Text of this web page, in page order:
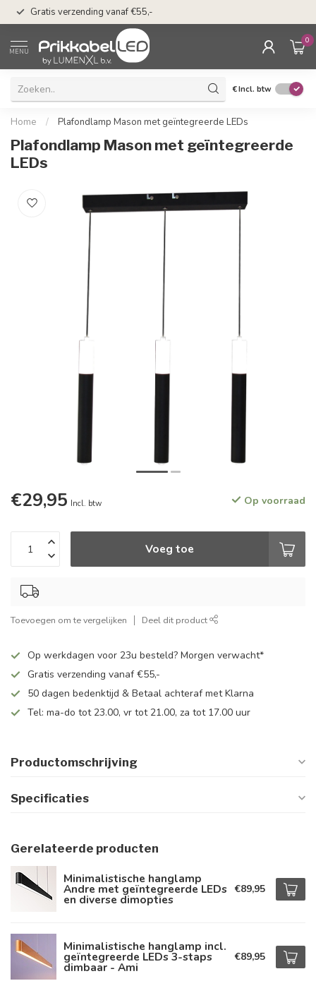
Gratis verzending vanaf €55,-
MENU
0
€Incl. btw
Home / Plafondlamp Mason met geïntegreerde LEDs
Plafondlamp Mason met geïntegreerde
LEDs
€29,95 Incl. btw Op voorraad
Voeg toe
Toevoegen om te vergelijken Deel dit product
Op werkdagen voor 23u besteld? Morgen verwacht*
Gratis verzending vanaf €55,-
50 dagen bedenktijd & Betaal achteraf met Klarna
Tel: ma-do tot 23.00, vr tot 21.00, za tot 17.00 uur
Productomschrijving
Specificaties
Gerelateerde producten
Minimalistische hanglamp
Andre met geïntegreerde LEDs
en diverse dimopties
€89,95
Minimalistische hanglamp incl.
geïntegreerde LEDs 3-staps
dimbaar - Ami
€89,95